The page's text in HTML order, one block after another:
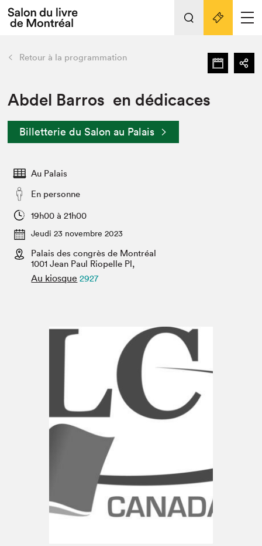
Espace exposant⋅e⋅s
Espace enseignant·e·s
Espace médias
L'événement
Préparer sa visite au Salon
Actualités
SLM PRO
retour Nos activités
Préparer sa visite
Salon dans la ville et en ligne
Projets partenaires
Liens pratiques
Retour à la programmation
Abdel Barros en dédicaces
Billetterie du Salon au Palais
Au Palais
En personne
19h00 à 21h00
Jeudi 23 novembre 2023
Palais des congrès de Montréal
1001 Jean Paul Riopelle Pl,
Au kiosque 2927